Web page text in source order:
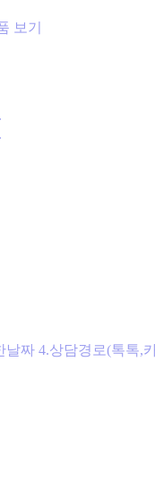
보기
날짜 4.상담경로(톡톡,